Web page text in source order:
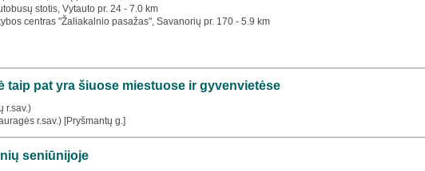
stotis, Vytauto pr. 24 - 7.0 km
centras "Žaliakalnio pasažas", Savanorių pr. 170 - 5.9 km
taip pat yra šiuose miestuose ir gyvenvietėse
r.sav.)
r.sav.) [Pryšmantų g.]
seniūnijoje